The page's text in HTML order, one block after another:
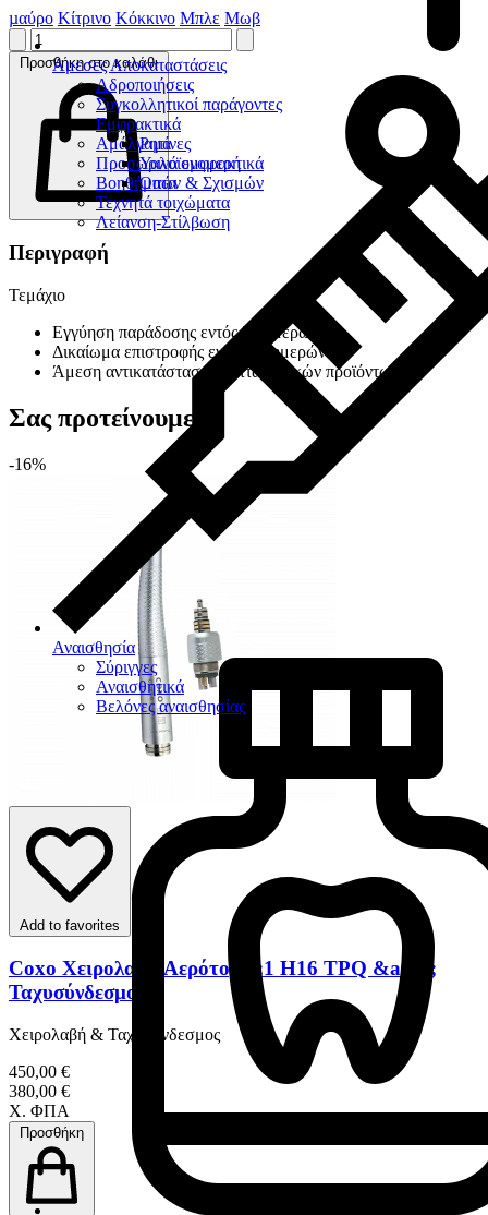
Άμεσες Αποκαταστάσεις
Αδροποιήσεις
Συγκολλητικοί παράγοντες
Εμφρακτικά
Ρητίνες
Υαλοϊονομερή
Οπών & Σχισμών
Αμάλγαμα
Προσωρινά εμφρακτικά
Βοηθήματα
Τεχνητά τοιχώματα
Λείανση-Στίλβωση
Αναισθησία
Σύριγγες
Αναισθητικά
Βελόνες αναισθησίας
µαύρο Κίτρινο Κόκκινο Μπλε Μωβ
Προσθήκη στο καλάθι
Περιγραφή
Τεμάχιο
Εγγύηση παράδοσης εντός 30 ημερών
Δικαίωμα επιστροφής εντός 14 ημερών
Άμεση αντικατάσταση ελαττωματικών προϊόντων
Σας προτείνουμε
-16%
Add to favorites
Coxo Χειρολαβή Αερότορ 1:1 H16 TPQ &amp;
Ταχυσύνδεσμος
Χειρολαβή & Ταχυσύνδεσμος
450,00 €
380,00 €
Χ. ΦΠΑ
Προσθήκη